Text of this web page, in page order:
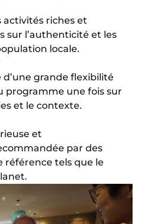
activités riches et
sur l’authenticité et les
locale.
grande flexibilité
programme une fois sur
et le contexte.
et
par des
référence tels que le